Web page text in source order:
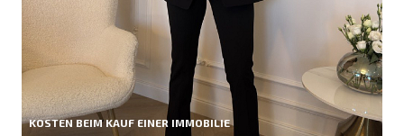
KOSTEN BEIM KAUF EINER IMMOBILIE